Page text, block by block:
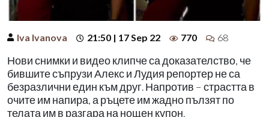
Iva Ivanova 21:50 | 17 Sep 22 770 68
Нови снимки и видео клипче са доказателство, че
бившите съпрузи Алекс и Лудия репортер не са
безразлични един към друг. Напротив – страстта в
очите им напира, а ръцете им жадно пълзят по
телата им в разгара на нощен купон.